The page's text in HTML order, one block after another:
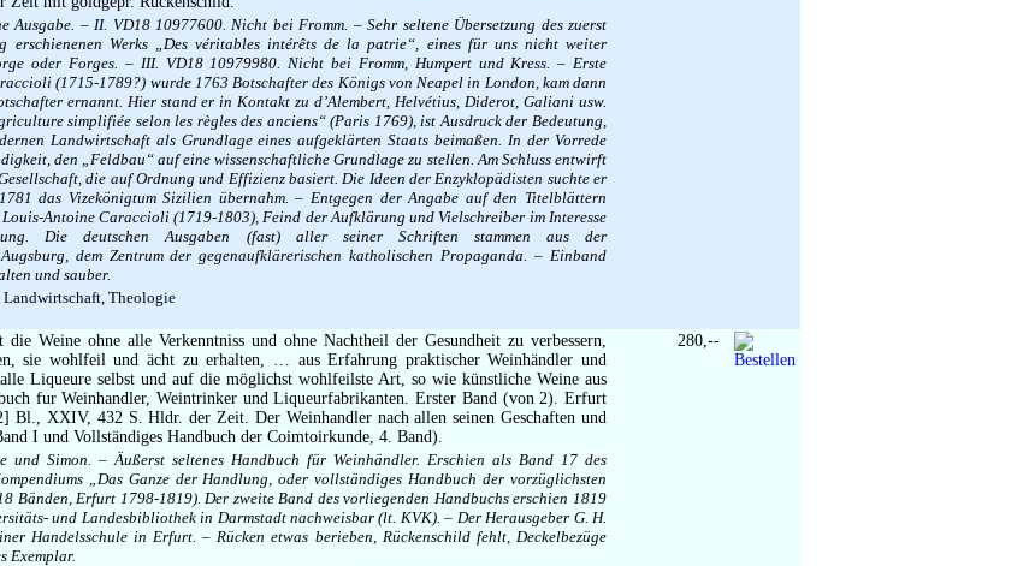
Ausgabe. – II. VD18 10977600. Nicht bei Fromm. – Sehr seltene Übersetzung des zuerst
erschienenen Werks „Des véritables intérêts de la patrie“, eines für uns nicht weiter
oder Forges. – III. VD18 10979980. Nicht bei Fromm, Humpert und Kress. – Erste
(1715-1789?) wurde 1763 Botschafter des Königs von Neapel in London, kam dann
ernannt. Hier stand er in Kontakt zu d’Alembert, Helvétius, Diderot, Galiani usw.
simplifiée selon les règles des anciens“ (Paris 1769), ist Ausdruck der Bedeutung,
Landwirtschaft als Grundlage eines aufgeklärten Staats beimaßen. In der Vorrede
den „Feldbau“ auf eine wissenschaftliche Grundlage zu stellen. Am Schluss entwirft
die auf Ordnung und Effizienz basiert. Die Ideen der Enzyklopädisten suchte er
das Vizekönigtum Sizilien übernahm. – Entgegen der Angabe auf den Titelblättern
Antoine Caraccioli (1719-1803), Feind der Aufklärung und Vielschreiber im Interesse
Die deutschen Ausgaben (fast) aller seiner Schriften stammen aus der
dem Zentrum der gegenaufklärerischen katholischen Propaganda. – Einband
und sauber.
Theologie
die Weine ohne alle Verkenntniss und ohne Nachtheil der Gesundheit zu verbessern,
sie wohlfeil und ächt zu erhalten, … aus Erfahrung praktischer Weinhändler und
Liqueure selbst und auf die möglichst wohlfeilste Art, so wie künstliche Weine aus
fur Weinhandler, Weintrinker und Liqueurfabrikanten. Erster Band (von 2). Erfurt
Bl., XXIV, 432 S. Hldr. der Zeit. Der Weinhandler nach allen seinen Geschaften und
I und Vollständiges Handbuch der Coimtoirkunde, 4. Band).
und Simon. – Äußerst seltenes Handbuch für Weinhändler. Erschien als Band 17 des
„Das Ganze der Handlung, oder vollständiges Handbuch der vorzüglichsten
Bänden, Erfurt 1798-1819). Der zweite Band des vorliegenden Handbuchs erschien 1819
und Landesbibliothek in Darmstadt nachweisbar (lt. KVK). – Der Herausgeber G. H.
Handelsschule in Erfurt. – Rücken etwas berieben, Rückenschild fehlt, Deckelbezüge
Exemplar.
280,--